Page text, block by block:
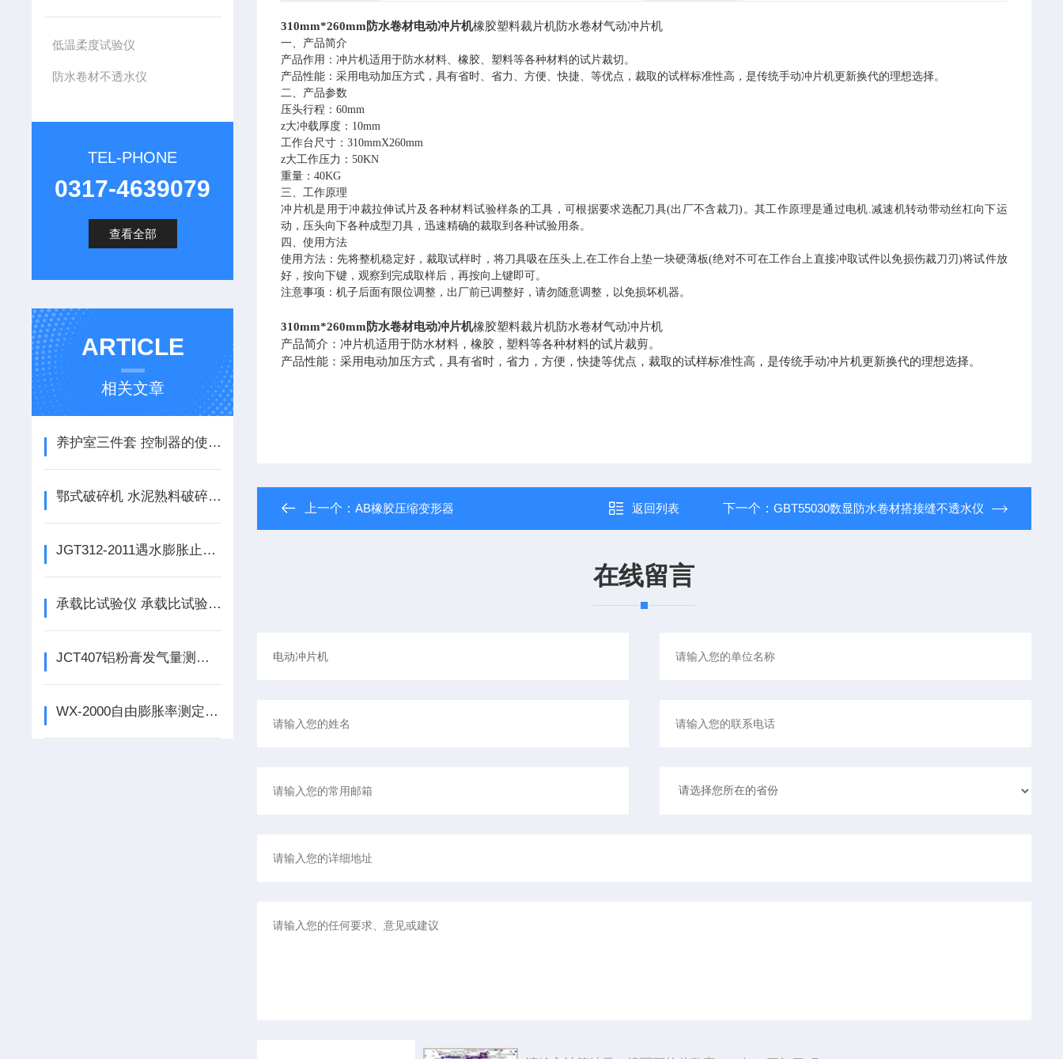
低温柔度试验仪
防水卷材不透水仪
TEL-PHONE
0317-4639079
查看全部
ARTICLE
相关文章
养护室三件套 控制器的使用说明
鄂式破碎机 水泥熟料破碎机的使用说明
JGT312-2011遇水膨胀止水带抗水压试验机 试验机的使用说明
承载比试验仪 承载比试验仪的使用说明
JCT407铝粉膏发气量测定仪的使用说明
WX-2000自由膨胀率测定仪的使用说明
310mm*260mm防水卷材电动冲片机橡胶塑料裁片机防水卷材气动冲片机
一、产品简介
产品作用：冲片机适用于防水材料、橡胶、塑料等各种材料的试片裁切。
产品性能：采用电动加压方式，具有省时、省力、方便、快捷、等优点，裁取的试样标准性高，是传统手动冲片机更新换代的理想选择。
二、产品参数
压头行程：60mm
z大冲载厚度：10mm
工作台尺寸：310mmX260mm
z大工作压力：50KN
重量：40KG
三、工作原理
冲片机是用于冲裁拉伸试片及各种材料试验样条的工具，可根据要求选配刀具(出厂不含裁刀)。其工作原理是通过电机.减速机转动带动丝杠向下运
动，压头向下各种成型刀具，迅速精确的裁取到各种试验用条。
四、使用方法
使用方法：先将整机稳定好，裁取试样时，将刀具吸在压头上,在工作台上垫一块硬薄板(绝对不可在工作台上直接冲取试件以免损伤裁刀刃)将试件放
好，按向下键，观察到完成取样后，再按向上键即可。
注意事项：机子后面有限位调整，出厂前已调整好，请勿随意调整，以免损坏机器。
310mm*260mm防水卷材电动冲片机橡胶塑料裁片机防水卷材气动冲片机
产品简介：冲片机适用于防水材料，橡胶，塑料等各种材料的试片裁剪。
产品性能：采用电动加压方式，具有省时，省力，方便，快捷等优点，裁取的试样标准性高，是传统手动冲片机更新换代的理想选择。
上一个：AB橡胶压缩变形器 返回列表 下一个： GBT55030数显防水卷材搭接缝不透水仪
在线留言